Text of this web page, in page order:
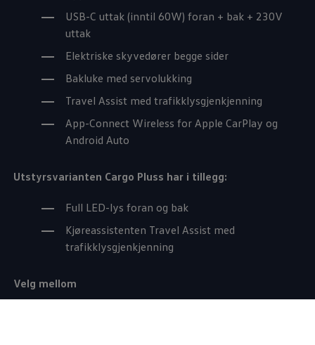
USB-C uttak (inntil 60W) foran + bak + 230V
uttak
Elektriske skyvedører begge sider
Bakluke med servolukking
Travel Assist med trafikklysgjenkjenning
App-Connect Wireless for Apple CarPlay og
Android Auto
Utstyrsvarianten Cargo Pluss har i tillegg:
Full LED-lys foran og bak
Kjøreassistenten Travel Assist med
trafikklysgjenkjenning
Velg mellom